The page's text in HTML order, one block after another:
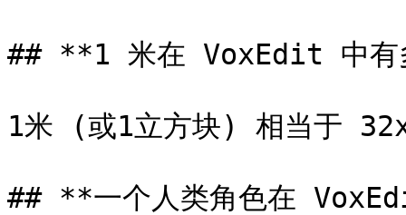
## **1 米在 VoxEdit 中有
1米 (或1立方块) 相当于
## **一个人类角色在